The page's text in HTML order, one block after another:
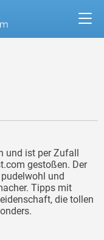
und ist per Zufall
gestoßen. Der
und
Tipps mit
die tollen